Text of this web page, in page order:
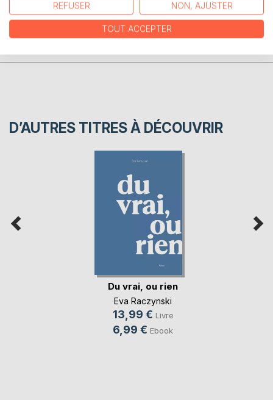
CRITIQUES PRESSE
D’AUTRES TITRES À DÉCOUVRIR
Du vrai, ou rien
Eva Raczynski
13,99 € Livre
6,99 € Ebook
REFUSER NON, AJUSTER
TOUT ACCEPTER